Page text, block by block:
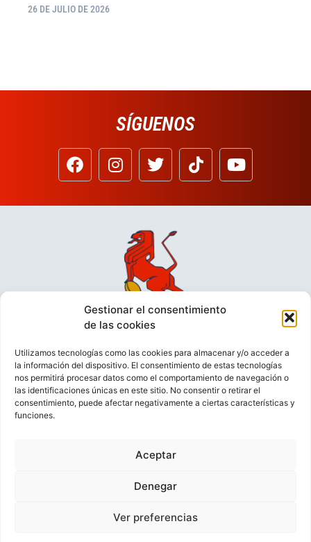
Gestionar el consentimiento
de las cookies
Utilizamos tecnologías como las cookies para almacenar y/o acceder a
la información del dispositivo. El consentimiento de estas tecnologías
nos permitirá procesar datos como el comportamiento de navegación o
las identificaciones únicas en este sitio. No consentir o retirar el
consentimiento, puede afectar negativamente a ciertas características y
funciones.
Aceptar
Denegar
Ver preferencias
26 DE JULIO DE 2026
SÍGUENOS
VIDEOCONFERENCIAS
POLÍTICA DE PRIVACIDAD
CONTACTO
© FEDERACIÓN ESPAÑOLA DE RUGBY 2023.